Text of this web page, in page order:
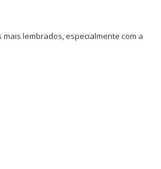
lembrados, especialmente com a